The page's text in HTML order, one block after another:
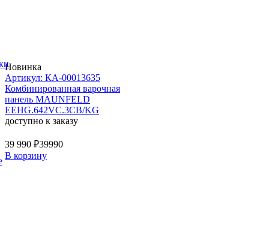
Новинка
Артикул: КА-00013635
Комбинированная варочная
панель MAUNFELD
EEHG.642VC.3CB/KG
доступно к заказу
39 990 ₽39990
В корзину